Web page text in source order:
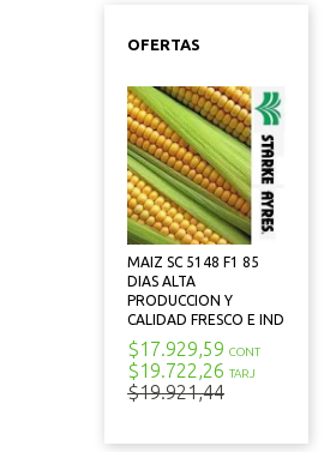
OFERTAS
MAIZ SC 5148 F1 85
DIAS ALTA
PRODUCCION Y
CALIDAD FRESCO E IND
$17.929,59 CONT
$19.722,26 TARJ
$19.921,44